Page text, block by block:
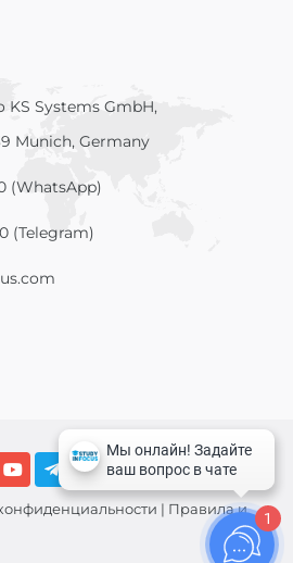
KS Systems GmbH,
Munich, Germany
(WhatsApp)
(Telegram)
| Правила и
1